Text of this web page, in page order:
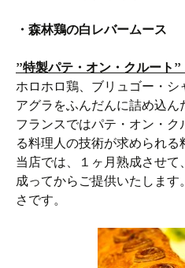
・森林鶏の白レバームース
”特製パテ・オン・クルート
ホロホロ鶏、ブリュゴー・シ
アグラをふんだんに詰め込ん
フランスではパテ・オン・
る料理人の技術が求められる
当店では、１ヶ月熟成させて
成ってからご提供いたします
さです。